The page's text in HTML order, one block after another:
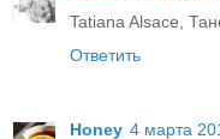
Tatiana Alsace,
Ответить
Honey 4 марта